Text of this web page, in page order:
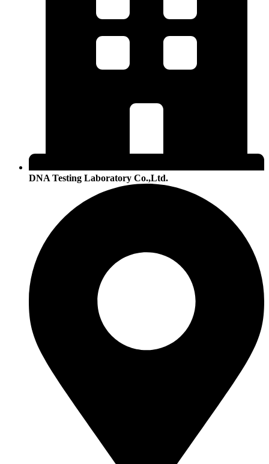
DNA Testing Laboratory Co.,Ltd.